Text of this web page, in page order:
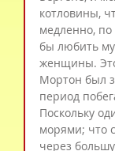
котловины,
медленно,
бы любить
женщины.
Мортон был
период
Поскольку
морями; что
через